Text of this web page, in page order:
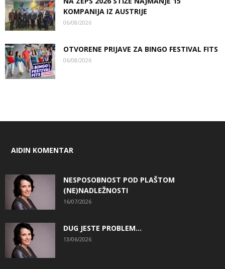
KOMPANIJA IZ AUSTRIJE
06/08/2026
OTVORENE PRIJAVE ZA BINGO FESTIVAL FITS
06/08/2026
AIDIN KOMENTAR
NESPOSOBNOST POD PLAŠTOM
(NE)NADLEŽNOSTI
16/07/2026
DUG JESTE PROBLEM…
13/06/2026